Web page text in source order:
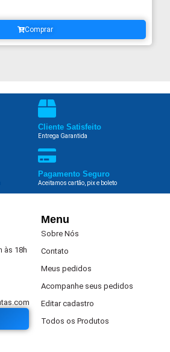
Comprar
Cliente Satisfeito
Entrega Garantida
Pagamento Seguro
Aceitamos cartão, pix e boleto
às 18h
Menu
Sobre Nós
Contato
Meus pedidos
Acompanhe seus pedidos
Editar cadastro
Todos os Produtos